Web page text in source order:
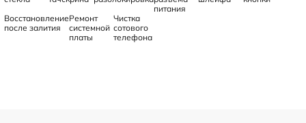
питания
Восстановление
после залития
Ремонт
системной
платы
Чистка
сотового
телефона